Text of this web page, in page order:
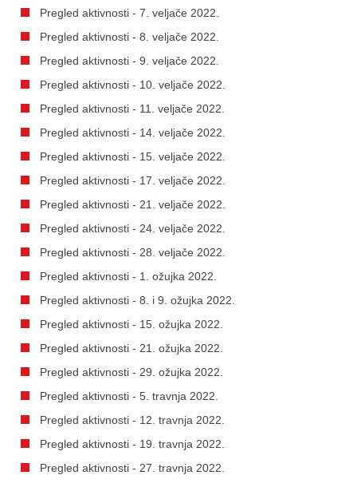
Pregled aktivnosti - 7. veljače 2022.
Pregled aktivnosti - 8. veljače 2022.
Pregled aktivnosti - 9. veljače 2022.
Pregled aktivnosti - 10. veljače 2022.
Pregled aktivnosti - 11. veljače 2022.
Pregled aktivnosti - 14. veljače 2022.
Pregled aktivnosti - 15. veljače 2022.
Pregled aktivnosti - 17. veljače 2022.
Pregled aktivnosti - 21. veljače 2022.
Pregled aktivnosti - 24. veljače 2022.
Pregled aktivnosti - 28. veljače 2022.
Pregled aktivnosti - 1. ožujka 2022.
Pregled aktivnosti - 8. i 9. ožujka 2022.
Pregled aktivnosti - 15. ožujka 2022.
Pregled aktivnosti - 21. ožujka 2022.
Pregled aktivnosti - 29. ožujka 2022.
Pregled aktivnosti - 5. travnja 2022.
Pregled aktivnosti - 12. travnja 2022.
Pregled aktivnosti - 19. travnja 2022.
Pregled aktivnosti - 27. travnja 2022.